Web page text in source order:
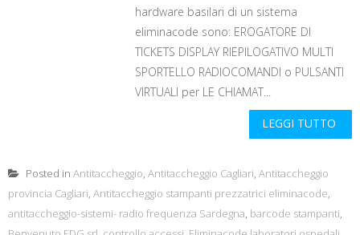
hardware basilari di un sistema
eliminacode sono: EROGATORE DI
TICKETS DISPLAY RIEPILOGATIVO MULTI
SPORTELLO RADIOCOMANDI o PULSANTI
VIRTUALI per LE CHIAMAT...
LEGGI TUTTO
Posted in Antitaccheggio, Antitaccheggio Cagliari, Antitaccheggio
provincia Cagliari, Antitaccheggio stampanti prezzatrici eliminacode,
antitaccheggio-sistemi- radio frequenza Sardegna, barcode stampanti,